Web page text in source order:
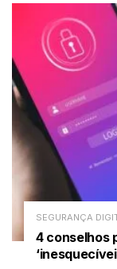
SEGURANÇA
4 conselhos